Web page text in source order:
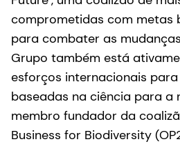
comprometidas com metas
para combater as
Grupo também está
esforços internacionais
baseadas na ciência para a
membro fundador da
Business for Biodiversity